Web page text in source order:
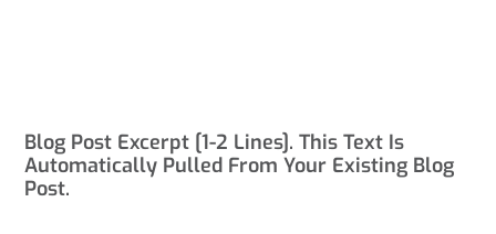
Blog Post Excerpt [1-2 Lines]. This Text Is
Automatically Pulled From Your Existing Blog
Post.